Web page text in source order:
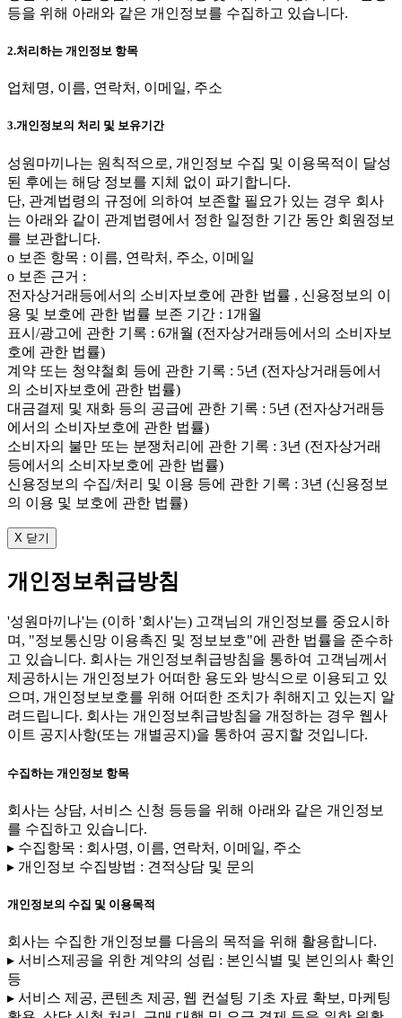
등을 위해 아래와 같은 개인정보를 수집하고 있습니다.
2.처리하는 개인정보 항목
업체명, 이름, 연락처, 이메일, 주소
3.개인정보의 처리 및 보유기간
성원마끼나는 원칙적으로, 개인정보 수집 및 이용목적이 달성
된 후에는 해당 정보를 지체 없이 파기합니다.
단, 관계법령의 규정에 의하여 보존할 필요가 있는 경우 회사
는 아래와 같이 관계법령에서 정한 일정한 기간 동안 회원정보
를 보관합니다.
ο 보존 항목 : 이름, 연락처, 주소, 이메일
ο 보존 근거 :
전자상거래등에서의 소비자보호에 관한 법률 , 신용정보의 이
용 및 보호에 관한 법률 보존 기간 : 1개월
표시/광고에 관한 기록 : 6개월 (전자상거래등에서의 소비자보
호에 관한 법률)
계약 또는 청약철회 등에 관한 기록 : 5년 (전자상거래등에서
의 소비자보호에 관한 법률)
대금결제 및 재화 등의 공급에 관한 기록 : 5년 (전자상거래등
에서의 소비자보호에 관한 법률)
소비자의 불만 또는 분쟁처리에 관한 기록 : 3년 (전자상거래
등에서의 소비자보호에 관한 법률)
신용정보의 수집/처리 및 이용 등에 관한 기록 : 3년 (신용정보
의 이용 및 보호에 관한 법률)
X 닫기
개인정보취급방침
'성원마끼나'는 (이하 '회사'는) 고객님의 개인정보를 중요시하
며, "정보통신망 이용촉진 및 정보보호"에 관한 법률을 준수하
고 있습니다. 회사는 개인정보취급방침을 통하여 고객님께서
제공하시는 개인정보가 어떠한 용도와 방식으로 이용되고 있
으며, 개인정보보호를 위해 어떠한 조치가 취해지고 있는지 알
려드립니다. 회사는 개인정보취급방침을 개정하는 경우 웹사
이트 공지사항(또는 개별공지)을 통하여 공지할 것입니다.
수집하는 개인정보 항목
회사는 상담, 서비스 신청 등등을 위해 아래와 같은 개인정보
를 수집하고 있습니다.
▸ 수집항목 : 회사명, 이름, 연락처, 이메일, 주소
▸ 개인정보 수집방법 : 견적상담 및 문의
개인정보의 수집 및 이용목적
회사는 수집한 개인정보를 다음의 목적을 위해 활용합니다.
▸ 서비스제공을 위한 계약의 성립 : 본인식별 및 본인의사 확인
등
▸ 서비스 제공, 콘텐츠 제공, 웹 컨설팅 기초 자료 확보, 마케팅